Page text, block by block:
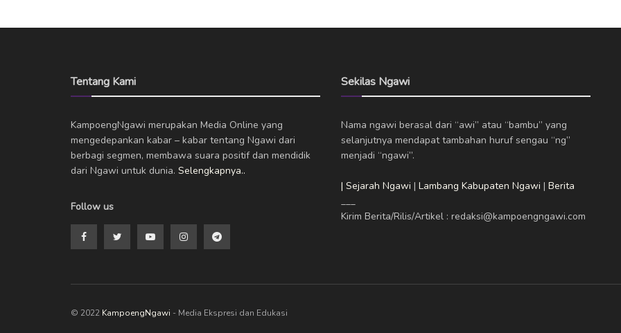
Tentang Kami
KampoengNgawi merupakan Media Online yang
mengedepankan kabar – kabar tentang Ngawi dari
berbagi segmen, membawa suara positif dan mendidik
dari Ngawi untuk dunia. Selengkapnya..
Follow us
Sekilas Ngawi
Nama ngawi berasal dari “awi” atau “bambu” yang
selanjutnya mendapat tambahan huruf sengau “ng”
menjadi “ngawi”.
| Sejarah Ngawi | Lambang Kabupaten Ngawi | Berita
Kirim Berita/Rilis/Artikel : redaksi@kampoengngawi.com
© 2022 KampoengNgawi - Media Ekspresi dan Edukasi